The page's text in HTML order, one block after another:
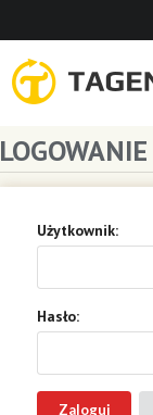
LOGOWANIE
Użytkownik:
Hasło: